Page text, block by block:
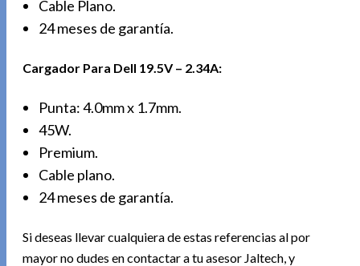
Cable Plano.
24 meses de garantía.
Cargador Para Dell 19.5V – 2.34A:
Punta: 4.0mm x 1.7mm.
45W.
Premium.
Cable plano.
24 meses de garantía.
Si deseas llevar cualquiera de estas referencias al por
mayor no dudes en contactar a tu asesor Jaltech, y